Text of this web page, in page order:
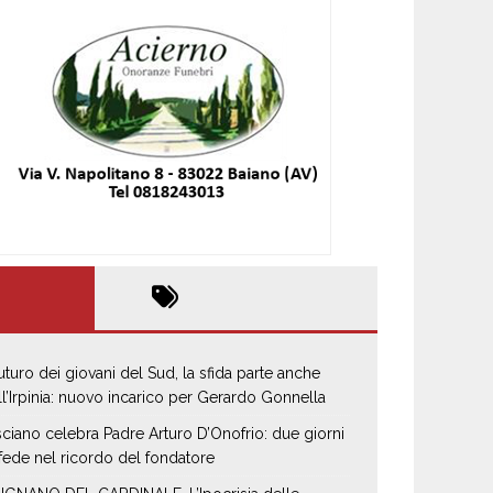
dei giovani del Sud, la sfida parte anche
nuovo incarico per Gerardo Gonnella
celebra Padre Arturo D’Onofrio: due giorni
nel ricordo del fondatore